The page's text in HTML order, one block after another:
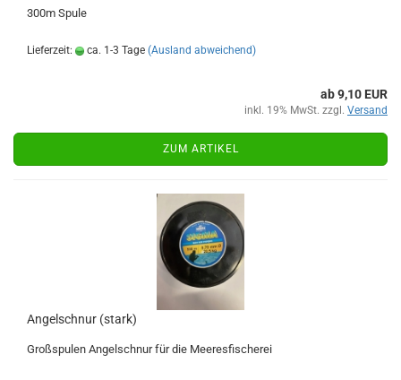
300m Spule
Lieferzeit: ca. 1-3 Tage (Ausland abweichend)
ab 9,10 EUR
inkl. 19% MwSt. zzgl. Versand
ZUM ARTIKEL
Angelschnur (stark)
Großspulen Angelschnur für die Meeresfischerei